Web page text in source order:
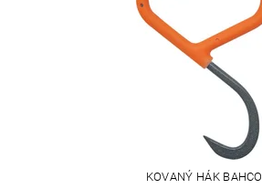
KOVANÝ HÁK BAHCO